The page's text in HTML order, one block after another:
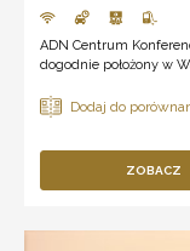
ADN Centrum
dogodnie położony w
ZOBACZ